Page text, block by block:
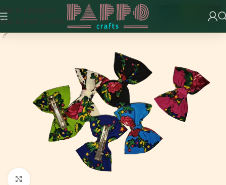
Skip to navigation
Skip to main content
Fabricat în România